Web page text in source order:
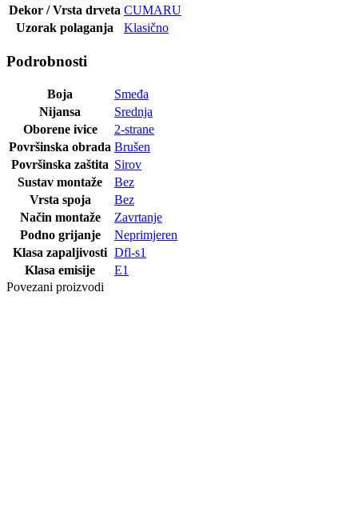
Dekor / Vrsta drveta CUMARU
Uzorak polaganja
Klasično
Podrobnosti
Boja
Smeđa
Nijansa
Srednja
Oborene ivice
2-strane
Površinska obrada Brušen
Površinska zaštita Sirov
Sustav montaže
Bez
Vrsta spoja
Bez
Način montaže
Zavrtanje
Podno grijanje
Neprimjeren
Klasa zapaljivosti Dfl-s1
Klasa emisije
E1
Povezani proizvodi